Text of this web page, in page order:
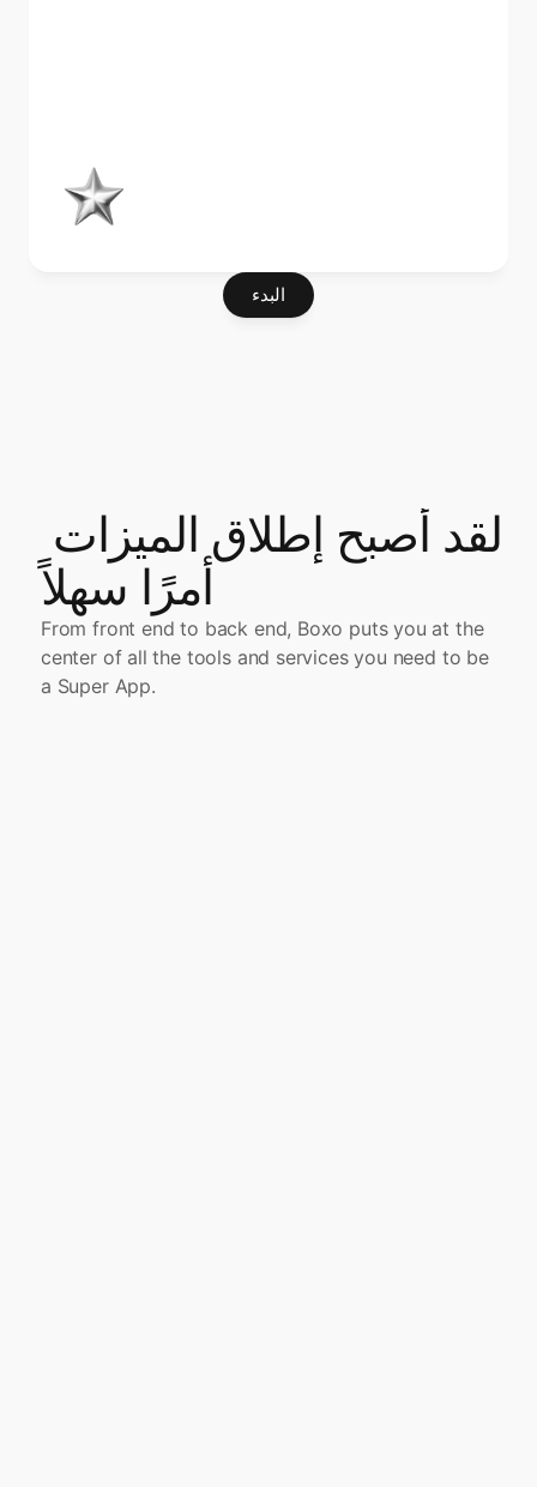
البدء
أمرًا سهلاً
From front end to back end, Boxo puts you at the
center of all the tools and services you need to be
a Super App.